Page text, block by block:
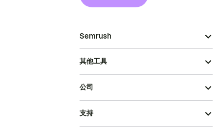
Semrush
其他工具
公司
支持